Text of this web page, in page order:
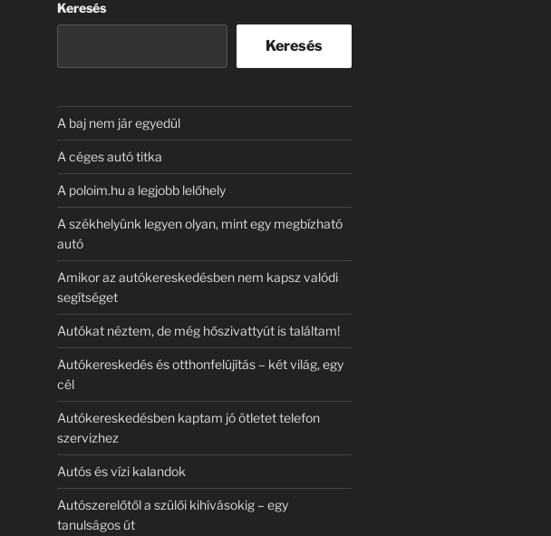
Keresés
Keresés
A baj nem jár egyedül
A céges autó titka
A poloim.hu a legjobb lelőhely
A székhelyünk legyen olyan, mint egy megbízható
autó
Amikor az autókereskedésben nem kapsz valódi
segítséget
Autókat néztem, de még hőszivattyút is találtam!
Autókereskedés és otthonfelújítás – két világ, egy
cél
Autókereskedésben kaptam jó ötletet telefon
szervizhez
Autós és vízi kalandok
Autószerelőtől a szülői kihívásokig – egy
tanulságos út